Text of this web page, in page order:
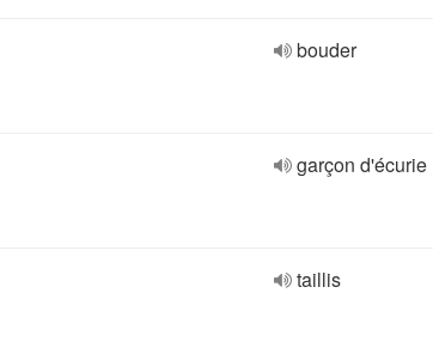
bouder
garçon d'écurie
taillis